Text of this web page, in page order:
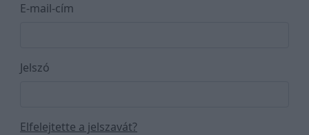
E-mail-cím
Jelszó
Elfelejtette a jelszavát?